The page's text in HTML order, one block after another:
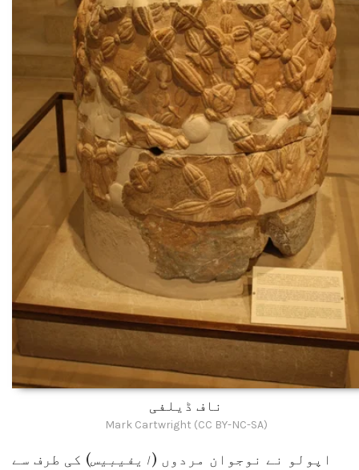
ناف ڈیلفی
Mark Cartwright (CC BY-NC-SA)
اپولو نے نوجوان مردوں (ایفیبیس) کی طرف سے